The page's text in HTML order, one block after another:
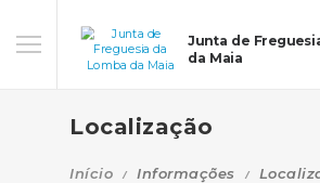
Junta de
da Maia
Localização
Início Informações